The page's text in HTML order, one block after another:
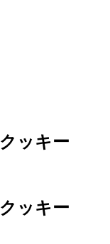
ッキー
ッキー